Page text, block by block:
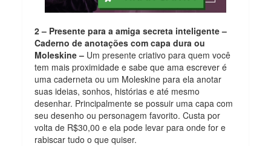
2 – Presente para a amiga secreta inteligente –
Caderno de anotações com capa dura ou
Moleskine – Um presente criativo para quem você
tem mais proximidade e sabe que ama escrever é
uma caderneta ou um Moleskine para ela anotar
suas ideias, sonhos, histórias e até mesmo
desenhar. Principalmente se possuir uma capa com
seu desenho ou personagem favorito. Custa por
volta de R$30,00 e ela pode levar para onde for e
rabiscar tudo o que quiser.